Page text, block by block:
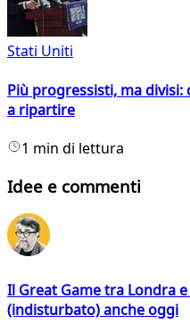
Stati Uniti
Più progressisti, ma
a ripartire
1 min di lettura
Idee e commenti
Il Great Game tra Londra
(indisturbato) anche oggi